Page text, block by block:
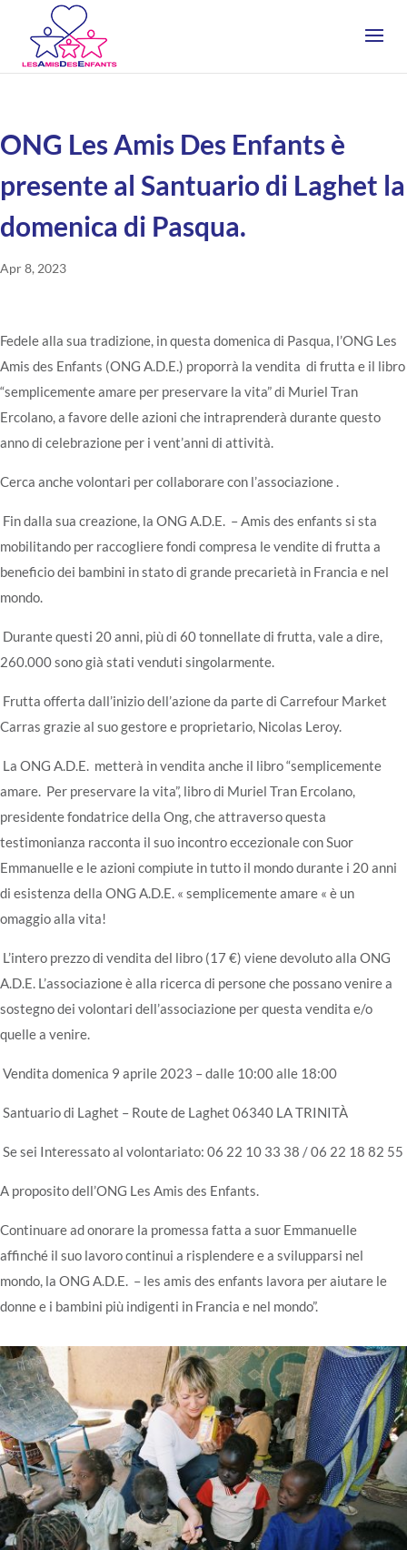
ONG Les Amis Des Enfants è
presente al Santuario di Laghet la
domenica di Pasqua.
Apr 8, 2023
Fedele alla sua tradizione, in questa domenica di Pasqua, l’ONG Les
Amis des Enfants (ONG A.D.E.) proporrà la vendita di frutta e il libro
“semplicemente amare per preservare la vita” di Muriel Tran
Ercolano, a favore delle azioni che intraprenderà durante questo
anno di celebrazione per i vent’anni di attività.
Cerca anche volontari per collaborare con l’associazione .
Fin dalla sua creazione, la ONG A.D.E. – Amis des enfants si sta
mobilitando per raccogliere fondi compresa le vendite di frutta a
beneficio dei bambini in stato di grande precarietà in Francia e nel
mondo.
Durante questi 20 anni, più di 60 tonnellate di frutta, vale a dire,
260.000 sono già stati venduti singolarmente.
Frutta offerta dall’inizio dell’azione da parte di Carrefour Market
Carras grazie al suo gestore e proprietario, Nicolas Leroy.
La ONG A.D.E. metterà in vendita anche il libro “semplicemente
amare. Per preservare la vita”, libro di Muriel Tran Ercolano,
presidente fondatrice della Ong, che attraverso questa
testimonianza racconta il suo incontro eccezionale con Suor
Emmanuelle e le azioni compiute in tutto il mondo durante i 20 anni
di esistenza della ONG A.D.E. « semplicemente amare « è un
omaggio alla vita!
L’intero prezzo di vendita del libro (17 €) viene devoluto alla ONG
A.D.E. L’associazione è alla ricerca di persone che possano venire a
sostegno dei volontari dell’associazione per questa vendita e/o
quelle a venire.
Vendita domenica 9 aprile 2023 – dalle 10:00 alle 18:00
Santuario di Laghet – Route de Laghet 06340 LA TRINITÀ
Se sei Interessato al volontariato: 06 22 10 33 38 / 06 22 18 82 55
A proposito dell’ONG Les Amis des Enfants.
Continuare ad onorare la promessa fatta a suor Emmanuelle
affinché il suo lavoro continui a risplendere e a svilupparsi nel
mondo, la ONG A.D.E. – les amis des enfants lavora per aiutare le
donne e i bambini più indigenti in Francia e nel mondo”.